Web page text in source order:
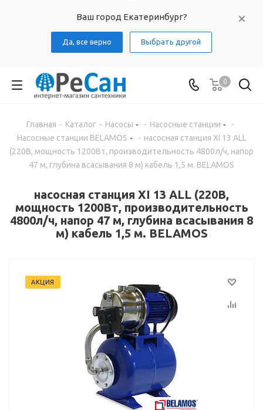
Ваш город Екатеринбург?
Да, все верно Выбрать другой
0
Главная - Каталог - Насосы - Насосные станции
-
Насосные станции BELAMOS
- насосная станция XI 13 ALL
(220В, мощность 1200Вт, производительность 4800л/ч, напор
47 м, глубина всасывания 8 м) кабель 1,5 м. BELAMOS
насосная станция XI 13 ALL (220В,
мощность 1200Вт, производительность
4800л/ч, напор 47 м, глубина всасывания 8
м) кабель 1,5 м. BELAMOS
АКЦИЯ